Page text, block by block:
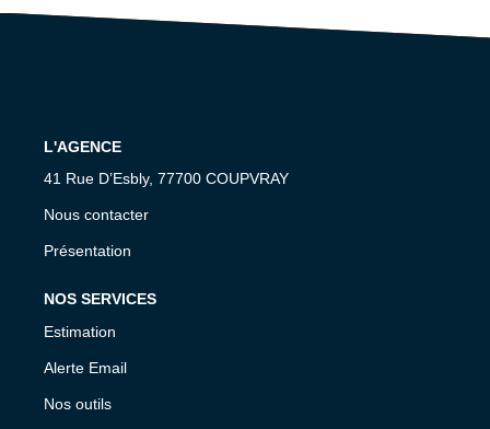
L'AGENCE
41 Rue D’Esbly, 77700 COUPVRAY
Nous contacter
Présentation
NOS SERVICES
Estimation
Alerte Email
Nos outils